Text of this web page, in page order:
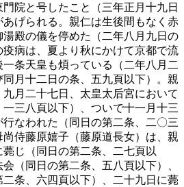
院と号したこと（三年正月十九日
げられる。親仁は生後間もなく赤
殿の儀を停めた（二年八月九日の
病は、夏より秋にかけて京都で流
条天皇も煩っている（二年八月二
月十二日の条、五九頁以下）。親
月二十七日、太皇太后宮において
三八頁以下）、ついで十一月十三
なわれた（同日の第二条、二〇三
侍藤原嬉子（藤原道長女）は、親
じ（同日の第二条、二七頁以
（同日の第二条、五八頁以下）、
条、六四頁以下）、二十九日に薨